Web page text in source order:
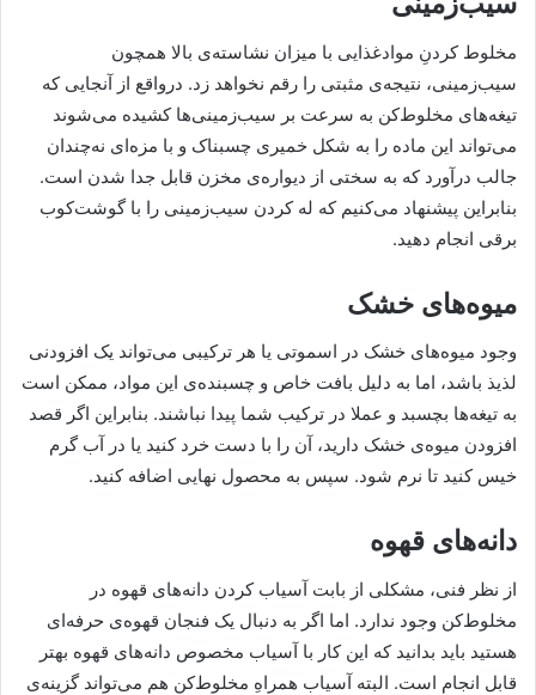
مخلوط کردنِ موادغذایی با میزان نشاسته‌ی بالا همچون
سیب‌زمینی، نتیجه‌ی مثبتی را رقم نخواهد زد. درواقع از آنجایی که
تیغه‌های مخلوط‌کن به سرعت بر سیب‌زمینی‌ها کشیده ‌می‌شوند
می‌تواند این ماده را به شکل خمیری چسبناک و با مزه‌ای نه‌چندان
جالب درآورد که به سختی از دیواره‌ی مخزن قابل جدا شدن است.
بنابراین پیشنهاد می‌کنیم که له کردن سیب‌زمینی را با گوشت‌کوب
برقی انجام دهید.
میوه‌های خشک
وجود میوه‌های خشک در اسموتی یا هر ترکیبی می‌تواند یک افزودنی
لذیذ باشد، اما به دلیل بافت خاص و چسبنده‌ی این مواد، ممکن است
به تیغه‌ها بچسبد و عملا در ترکیب شما پیدا نباشند. بنابراین اگر قصد
افزودن میوه‌ی خشک دارید، آن را با دست خرد کنید یا در آب گرم
خیس کنید تا نرم شود. سپس به محصول نهایی اضافه کنید.
دانه‌های قهوه
از نظر فنی، مشکلی از بابت آسیاب کردن دانه‌های قهوه در
مخلوط‌کن وجود ندارد. اما اگر به دنبال یک فنجان قهوه‌ی حرفه‌ای
هستید باید بدانید که این کار با آسیاب مخصوص دانه‌های قهوه بهتر
قابل انجام است. البته آسیاب همراهِ مخلوط‌کن هم می‌تواند گزینه‌ی